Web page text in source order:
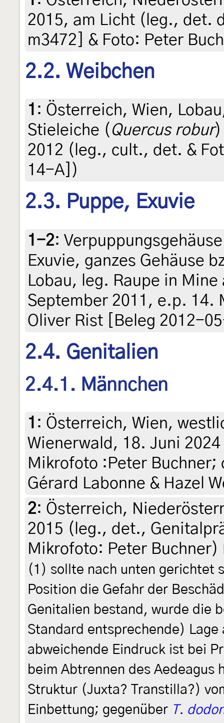
2015, am Licht (leg., det.
m3472] & Foto: Peter
2.2. Weibchen
1 : Österreich, Wien,
Stieleiche ( Quercus robur)
2012 (leg., cult., det. &
14-A])
2.3. Puppe, Exuvie
1-2:
Exuvie, ganzes Gehäuse
Lobau, leg. Raupe in
September 2011, e.p. 14.
Oliver Rist [Beleg 2012-
2.4. Genitalien
2.4.1. Männchen
1 : Österreich, Wien,
Wienerwald, 18. Juni
Mikrofoto :Peter
Gérard Labonne & Hazel
2: Österreich,
2015 (leg., det.,
Mikrofoto: Peter Buchner)
(1) sollte nach unten gerichtet
Position die Gefahr der
Genitalien bestand, wurde die
Standard entsprechende)
abweichende Eindruck ist bei
beim Abtrennen des
Struktur (Juxta? Transtilla?)
Einbettung; gegenüber T.